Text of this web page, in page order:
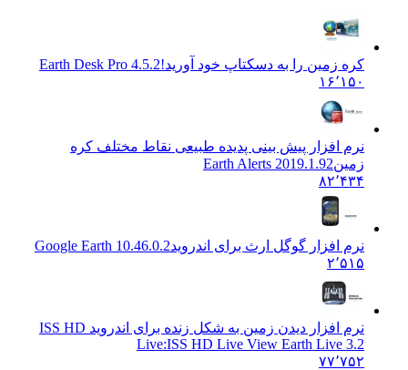
کره زمین را به دسکتاپ خود آورید! Earth Desk Pro 4.5.2
۱۶٬۱۵۰
نرم افزار پیش بینی پدیده طبیعی نقاط مختلف کره
Earth Alerts 2019.1.92
۸۲٬۴۳۴
نرم افزار گوگل ارث برای اندرویدGoogle Earth 10.46.0.2
۲٬۵۱۵
نرم افزار دیدن زمین به شکل زنده برای اندروید ISS HD
Live:ISS HD Live View Earth Live 3.2
۷۷٬۷۵۲